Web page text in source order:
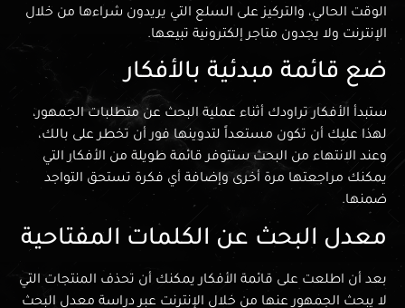
الوقت الحالي، والتركيز على السلع التي يريدون شراءها من خلال
الإنترنت ولا يجدون متاجر إلكترونية تبيعها.
ضع قائمة مبدئية بالأفكار
ستبدأ الأفكار تراودك أثناء عملية البحث عن متطلبات الجمهور،
لهذا عليك أن تكون مستعداً لتدوينها فور أن تخطر على بالك،
وعند الانتهاء من البحث ستتوفر قائمة طويلة من الأفكار التي
يمكنك مراجعتها مرة أخرى وإضافة أي فكرة تستحق التواجد
ضمنها.
معدل البحث عن الكلمات المفتاحية
بعد أن اطلعت على قائمة الأفكار يمكنك أن تحذف المنتجات التي
لا يبحث الجمهور عنها من خلال الإنترنت عبر دراسة معدل البحث